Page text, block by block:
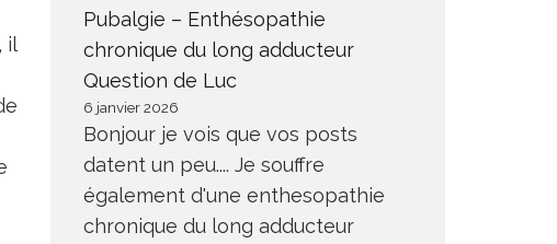
il
Pubalgie – Enthésopathie
chronique du long adducteur
Question de Luc
6 janvier 2026
Bonjour je vois que vos posts
datent un peu.... Je souffre
également d'une enthesopathie
chronique du long adducteur